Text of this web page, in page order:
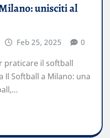
unisciti al
Feb 25, 2025 0
praticare il softball
Softball a Milano: una